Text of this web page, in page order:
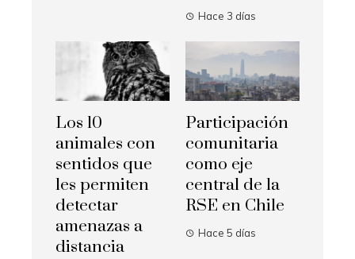
Hace 3 días
Los 10
animales con
sentidos que
les permiten
detectar
amenazas a
distancia
Participación
comunitaria
como eje
central de la
RSE en Chile
Hace 5 días